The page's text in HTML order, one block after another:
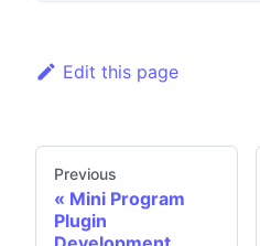
Edit this page
Previous
Mini Program
Plugin